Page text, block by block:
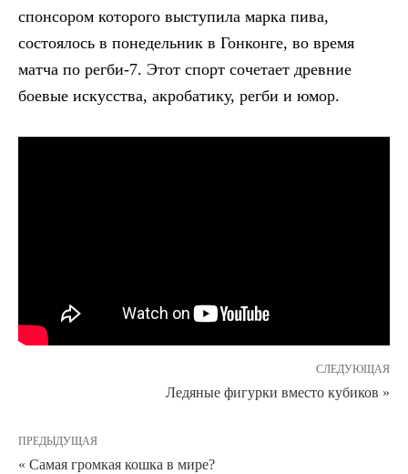
спонсором которого выступила марка пива,
состоялось в понедельник в Гонконге, во время
матча по регби-7. Этот спорт сочетает древние
боевые искусства, акробатику, регби и юмор.
СЛЕДУЮЩАЯ
Ледяные фигурки вместо кубиков »
ПРЕДЫДУЩАЯ
« Самая громкая кошка в мире?